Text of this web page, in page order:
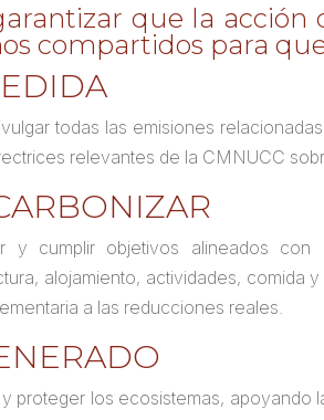
que la
compartidos para
todas las emisiones
relevantes de la CMNUCC
y cumplir objetivos alineados
alojamiento, actividades, comida
a las reducciones reales.
y proteger los ecosistemas, apoyando